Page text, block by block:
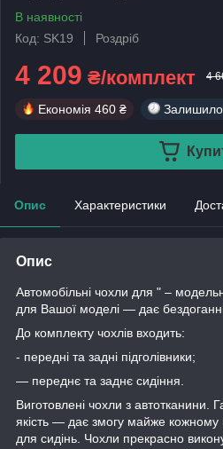
В наявності
Код: SK19
Роздріб
4 209 ₴/комплект 4
Економія 460 ₴
Опис Характеристики
Опис
Автомобільні чохли для " –
для Вашої моделі — дає
До комплекту чохлів входить:
- передні та задні підголівники;
— переднє та заднє сидіння.
Виготовлені чохли з автотканини.
якість — дає змогу майже кожному
для сидінь. Чохли прекрасно